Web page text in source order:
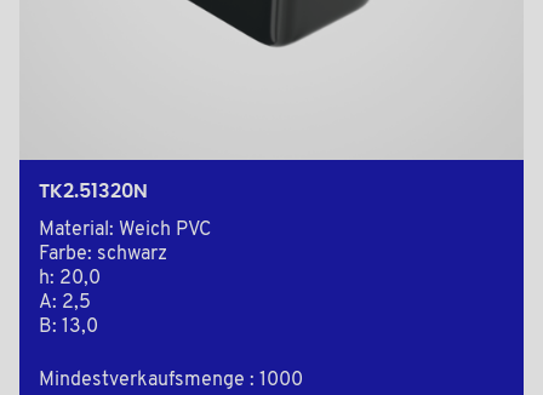
TK2.51320N
Material: Weich PVC
Farbe: schwarz
h: 20,0
A: 2,5
B: 13,0
Mindestverkaufsmenge : 1000